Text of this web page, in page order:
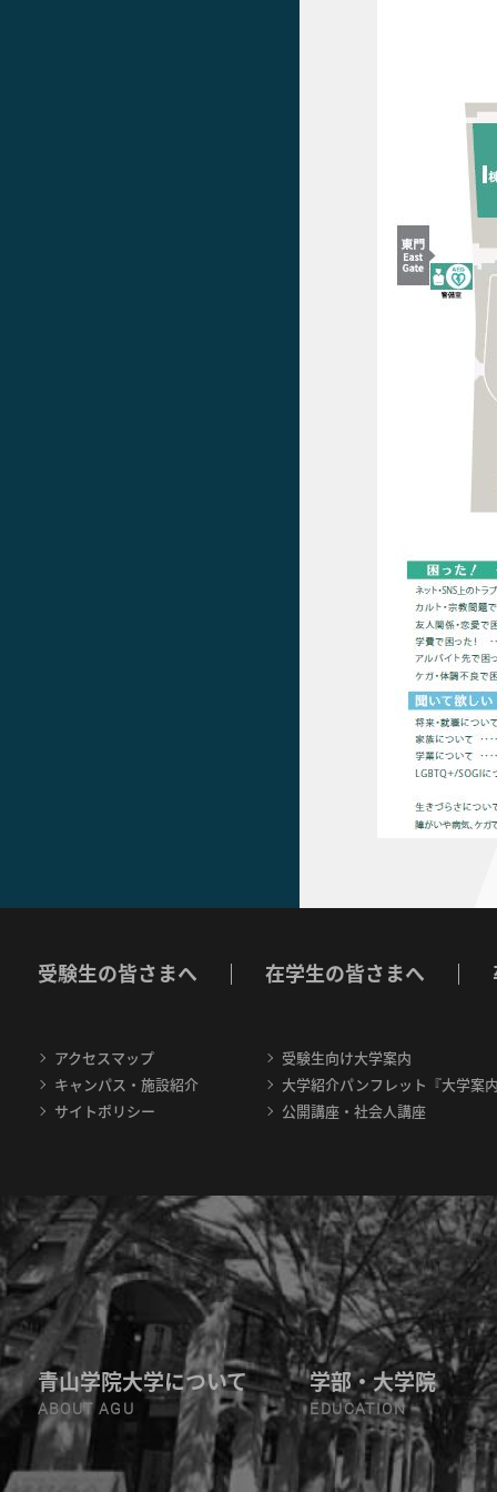
受験生の皆さまへ 在学生の皆さまへ
アクセスマップ
キャンパス・施設紹介
サイトポリシー
受験生向け大学案内
大学紹介パンフレット『大学案
公開講座・社会人講座
青山学院大学について
ABOUT AGU
学部・大学院
EDUCATION